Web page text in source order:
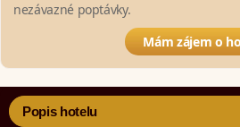
nezávazné poptávky.
Mám zájem o
Popis hotelu